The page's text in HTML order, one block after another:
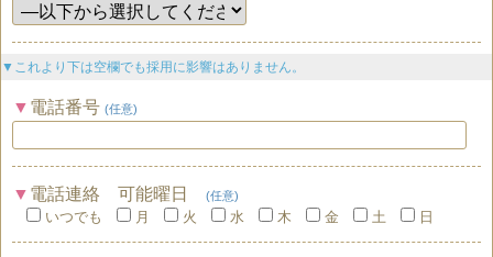
▼これより下は空欄でも採用に影響はありません。
電話番号 (任意)
電話連絡 可能曜日 (任意)
いつでも 月 火 水 木 金 土 日